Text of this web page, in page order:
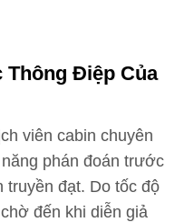
Điệp Của
viên cabin chuyên
phán đoán trước
truyền đạt. Do tốc độ
đến khi diễn giả